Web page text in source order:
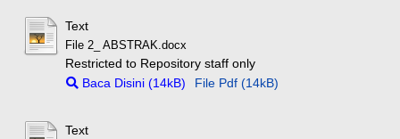
Text
File 2_ ABSTRAK.docx
Restricted to Repository staff only
Baca Disini (14kB)
File Pdf (14kB)
Text